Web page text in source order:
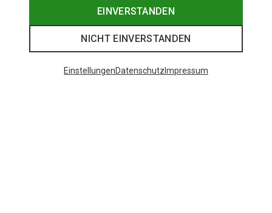
EINVERSTANDEN
NICHT EINVERSTANDEN
EinstellungenDatenschutz Impressum